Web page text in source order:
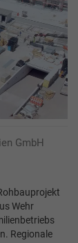
GmbH
Wehr
Regionale